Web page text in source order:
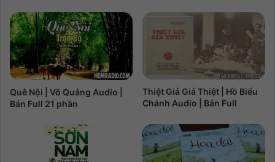
Quê Nội | Võ Quảng Audio |
Bản Full 21 phần
Thiệt Giả Giả Thiệt | Hồ Biểu
Chánh Audio | Bản Full